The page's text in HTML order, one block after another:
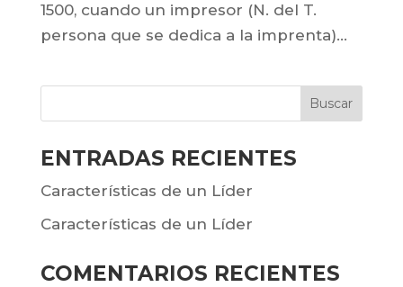
1500, cuando un impresor (N. del T.
persona que se dedica a la imprenta)...
ENTRADAS RECIENTES
Características de un Líder
Características de un Líder
COMENTARIOS RECIENTES